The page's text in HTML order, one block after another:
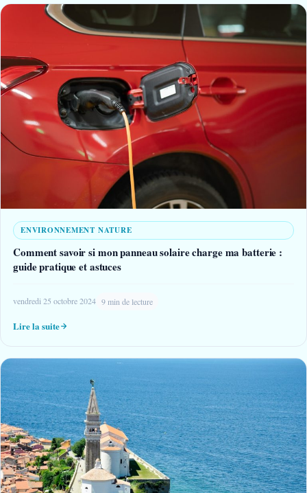
ENVIRONNEMENT NATURE
Comment savoir si mon panneau solaire charge ma batterie :
guide pratique et astuces
vendredi 25 octobre 2024 9 min de lecture
Lire la suite